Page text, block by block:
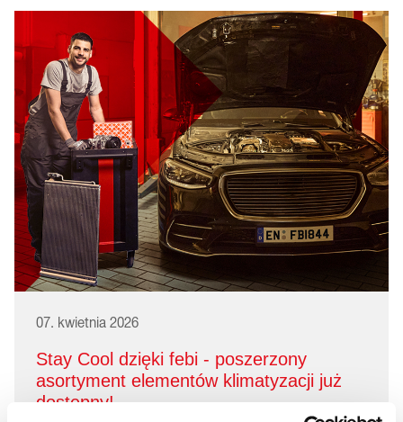
07. kwietnia 2026
Stay Cool dzięki febi - poszerzony
asortyment elementów klimatyzacji już
dostępny!